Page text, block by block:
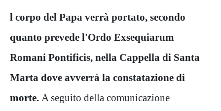
l corpo del Papa verrà portato, secondo
quanto prevede l'Ordo Exsequiarum
Romani Pontificis, nella Cappella di Santa
Marta dove avverrà la constatazione di
morte. A seguito della comunicazione